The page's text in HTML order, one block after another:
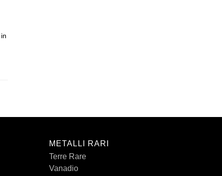
METALLI RARI
Terre Rare
Vanadio